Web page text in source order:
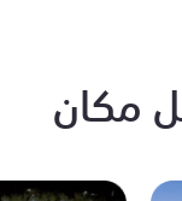
مكان